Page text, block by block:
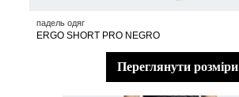
падель одяг
ERGO SHORT PRO NEGRO
переглянути розміри